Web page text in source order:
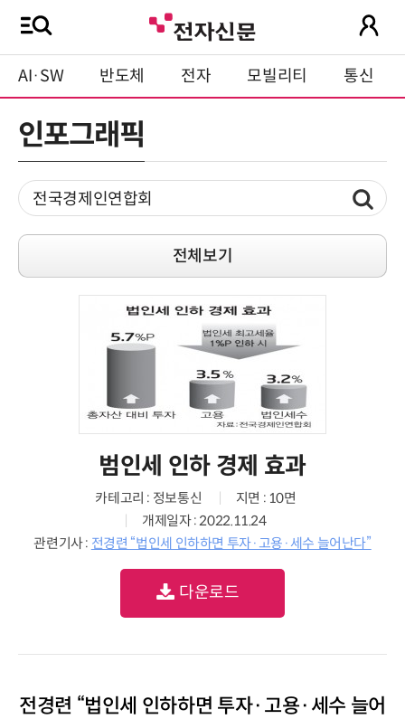
AI·SW 반도체 전자 모빌리티 통신
인포그래픽
전체보기
범인세 인하 경제 효과
카테고리 : 정보통신
지면 : 10면
개제일자 : 2022.11.24
관련기사 : 전경련 “법인세 인하하면 투자·고용·세수 늘어난다”
다운로드
전경련 “법인세 인하하면 투자·고용·세수 늘어